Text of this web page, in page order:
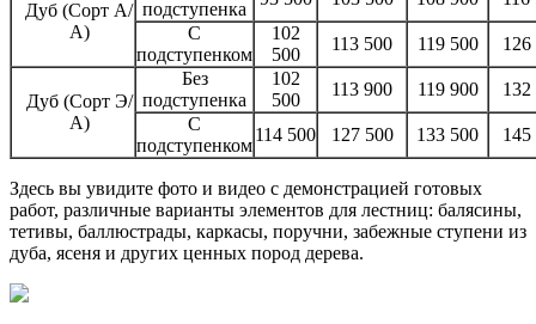
Дуб (Сорт А/
А)
подступенка
С
подступенком
102
500
113 500 119 500 126
Дуб (Сорт Э/
А)
Без
подступенка
102
500
113 900 119 900
132
С
подступенком
114 500 127 500 133 500 145
Здесь вы увидите фото и видео с демонстрацией готовых
работ, различные варианты элементов для лестниц: балясины,
тетивы, баллюстрады, каркасы, поручни, забежные ступени из
дуба, ясеня и других ценных пород дерева.